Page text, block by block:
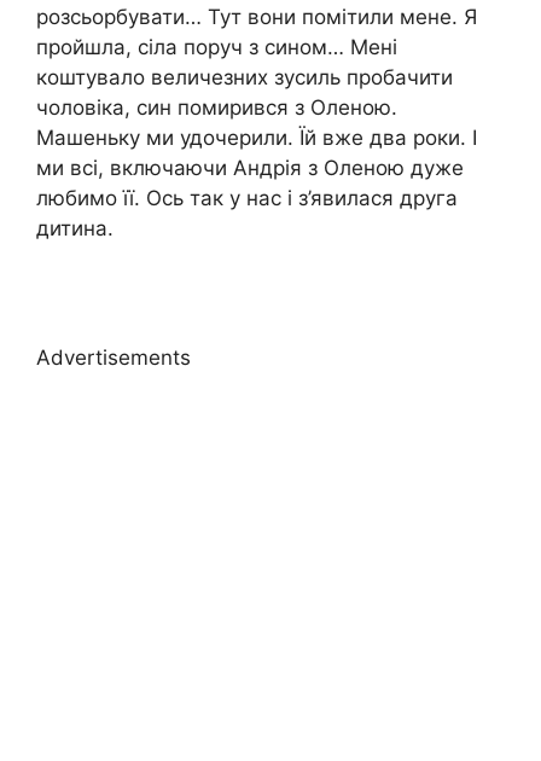
розсьорбувати… Тут вони помітили мене. Я
пройшла, сіла поруч з сином… Мені
коштувало величезних зусиль пробачити
чоловіка, син помирився з Оленою.
Машеньку ми удочерили. Їй вже два роки. І
ми всі, включаючи Андрія з Оленою дуже
любимо її. Ось так у нас і з’явилася друга
дитина.
Advertisements